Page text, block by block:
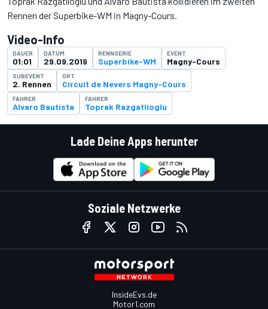
Rennen der Superbike-WM in Magny-Cours.
Video-Info
DAUER
01:01
DATUM
29.09.2019
RENNSERIE
Superbike-WM
EVENT
Magny-Cours
SUBEVENT
2. Rennen
ORT
Circuit de Nevers Magny-Cours
FAHRER
Alvaro Bautista
FAHRER
Toprak Razgatlioglu
Lade Deine Apps herunter
Soziale Netzwerke
InsideEvs.de
Motor1.com